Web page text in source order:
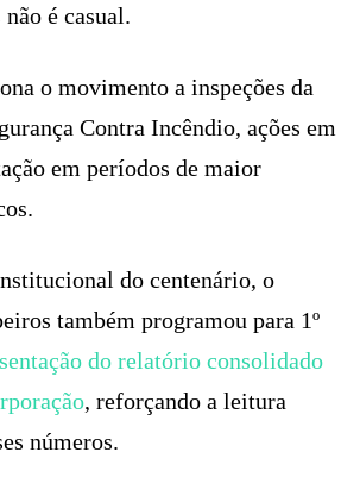
é casual.
o movimento a inspeções da
Contra Incêndio, ações em
em períodos de maior
do centenário, o
também programou para 1º
do relatório consolidado
, reforçando a leitura
números.